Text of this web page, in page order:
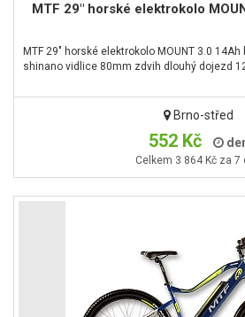
MTF 29" horské elektrokolo
MTF 29" horské elektrokolo MOUNT 3.0
shinano vidlice 80mm zdvih dlouhý dojezd
Brno-střed
552 Kč
Celkem 3 864 Kč za 7